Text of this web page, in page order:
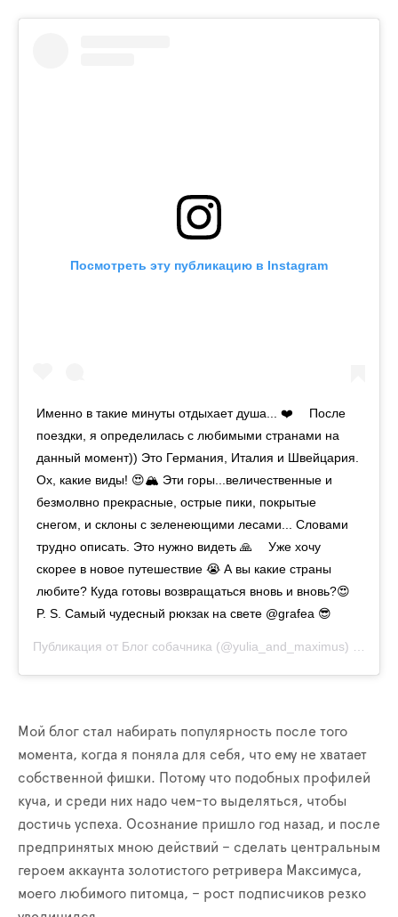
Посмотреть эту публикацию в Instagram
Именно в такие минуты отдыхает душа... ❤️ ⠀ После
поездки, я определилась с любимыми странами на
данный момент)) Это Германия, Италия и Швейцария.
Ох, какие виды! 😍🏔️ Эти горы...величественные и
безмолвно прекрасные, острые пики, покрытые
снегом, и склоны с зеленеющими лесами... Словами
трудно описать. Это нужно видеть 🙏 ⠀ Уже хочу
скорее в новое путешествие 😭 А вы какие страны
любите? Куда готовы возвращаться вновь и вновь?😍
P. S. Самый чудесный рюкзак на свете @grafea 😎
Публикация от Блог собачника (@yulia_and_maximus) 19 Июл
Мой блог стал набирать популярность после того
момента, когда я поняла для себя, что ему не хватает
собственной фишки. Потому что подобных профилей
куча, и среди них надо чем-то выделяться, чтобы
достичь успеха. Осознание пришло год назад, и после
предпринятых мною действий – сделать центральным
героем аккаунта золотистого ретривера Максимуса,
моего любимого питомца, – рост подписчиков резко